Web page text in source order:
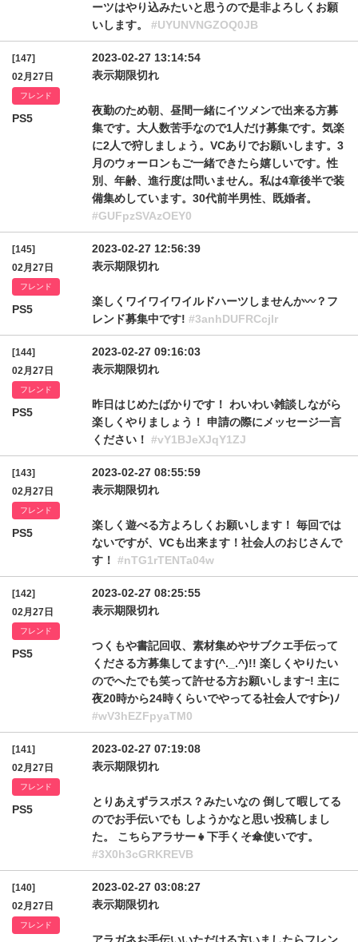
ーツはやり込みたいと思うので是非よろしくお願
いします。 #UYUNVNGZOQ0JB
[147]
02月27日
フレンド
PS5
2023-02-27 13:14:54
表示期限切れ
夜勤のため朝、昼間一緒にイツメンで出来る方募
集です。大人数苦手なので1人だけ募集です。気楽
に2人で狩しましょう。VCありでお願いします。3
月のウォーロンもご一緒できたら嬉しいです。性
別、年齢、進行度は問いません。私は4章後半で装
備集めしています。30代前半男性、既婚者。
#GUFpzSVAzOEY0
[145]
02月27日
フレンド
PS5
2023-02-27 12:56:39
表示期限切れ
楽しくワイワイワイルドハーツしませんか〰️？フ
レンド募集中です! #3anhDUFRCcjlr
[144]
02月27日
フレンド
PS5
2023-02-27 09:16:03
表示期限切れ
昨日はじめたばかりです！ わいわい雑談しながら
楽しくやりましょう！ 申請の際にメッセージ一言
ください！ #vY1BJeXJqY1ZJ
[143]
02月27日
フレンド
PS5
2023-02-27 08:55:59
表示期限切れ
楽しく遊べる方よろしくお願いします！ 毎回では
ないですが、VCも出来ます！社会人のおじさんで
す！ #nTG1rTENTa04w
[142]
02月27日
フレンド
PS5
2023-02-27 08:25:55
表示期限切れ
つくもや書記回収、素材集めやサブクエ手伝って
くださる方募集してます(^._.^)!! 楽しくやりたい
のでへたでも笑って許せる方お願いしますｰ! 主に
夜20時から24時くらいでやってる社会人ですᐕ)ﾉ
#wV3hEZFpyaTM0
[141]
02月27日
フレンド
PS5
2023-02-27 07:19:08
表示期限切れ
とりあえずラスボス？みたいなの 倒して暇してる
のでお手伝いでも しようかなと思い投稿しまし
た。 こちらアラサー👧下手くそ傘使いです。
#3X0h3cGRKREVB
[140]
02月27日
フレンド
2023-02-27 03:08:27
表示期限切れ